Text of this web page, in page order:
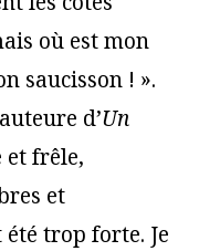
où est mon
saucisson ! ».
d’Un
et frêle,
et
trop forte. Je